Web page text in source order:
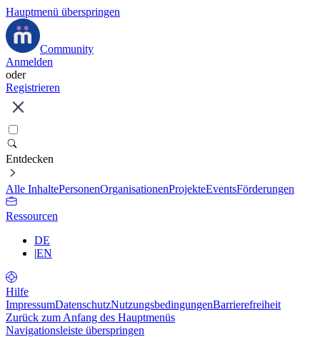
Hauptmenü überspringen
Community
Anmelden
oder
Registrieren
Entdecken
Alle InhaltePersonenOrganisationenProjekteEventsFörderungen
Ressourcen
DE
|EN
Hilfe
ImpressumDatenschutzNutzungsbedingungenBarrierefreiheit
Zurück zum Anfang des Hauptmenüs
Navigationsleiste überspringen